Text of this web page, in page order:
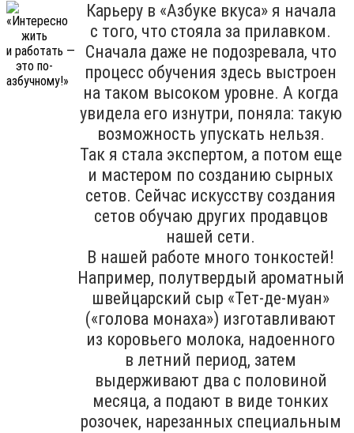
Карьеру в «Азбуке вкуса» я начала
с того, что стояла за прилавком.
Сначала даже не подозревала, что
процесс обучения здесь выстроен
на таком высоком уровне. А когда
увидела его изнутри, поняла: такую
возможность упускать нельзя.
Так я стала экспертом, а потом еще
и мастером по созданию сырных
сетов. Сейчас искусству создания
сетов обучаю других продавцов
нашей сети.
В нашей работе много тонкостей!
Например, полутвердый ароматный
швейцарский сыр «Тет-де-муан»
(«голова монаха») изготавливают
из коровьего молока, надоенного
в летний период, затем
выдерживают два с половиной
месяца, а подают в виде тонких
розочек, нарезанных специальным